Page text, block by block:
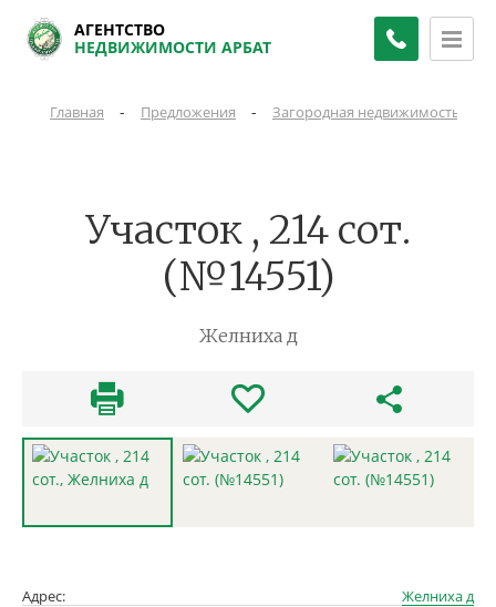
АГЕНТСТВО
НЕДВИЖИМОСТИ АРБАТ
Главная - Предложения - Загородная недвижимость
Участок , 214 сот.
(№14551)
Желниха д
Адрес:
Желниха д